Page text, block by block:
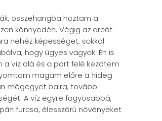
összehangba hoztam a
könnyedén. Végig az arcát
nehéz képességet, sokkal
hogy ügyes vagyok. Én is
víz alá és a part felé kezdtem
magam előre a hideg
mégegyet balra, tovább
A víz egyre fagyosabbá,
furcsa, élesszárú növényeket